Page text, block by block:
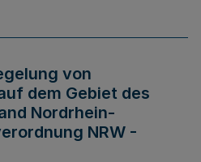
von
dem Gebiet des
Nordrhein-
NRW -